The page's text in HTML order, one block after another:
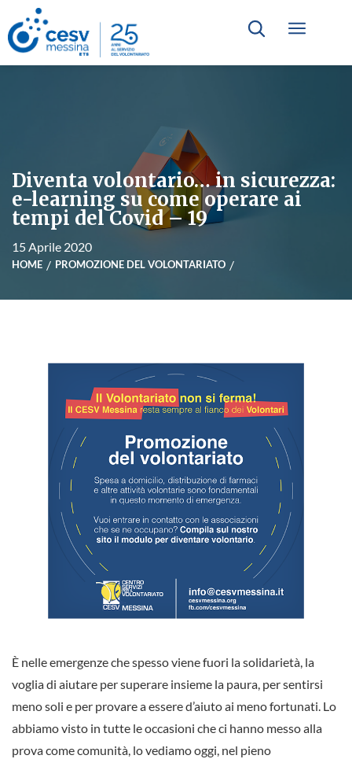
Diventa volontario… in sicurezza:
e-learning su come operare ai
tempi del Covid – 19
15 Aprile 2020
HOME PROMOZIONE DEL VOLONTARIATO
È nelle emergenze che spesso viene fuori la solidarietà, la
voglia di aiutare per superare insieme la paura, per sentirsi
meno soli e per provare a essere d’aiuto ai meno fortunati. Lo
abbiamo visto in tutte le occasioni che ci hanno messo alla
prova come comunità, lo vediamo oggi, nel pieno